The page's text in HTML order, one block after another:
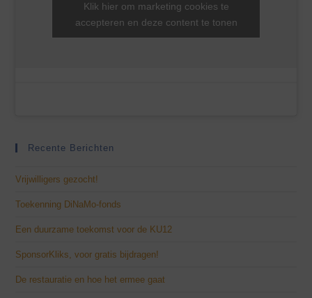
Klik hier om marketing cookies te
accepteren en deze content te tonen
Recente Berichten
Vrijwilligers gezocht!
Toekenning DiNaMo-fonds
Een duurzame toekomst voor de KU12
SponsorKliks, voor gratis bijdragen!
De restauratie en hoe het ermee gaat